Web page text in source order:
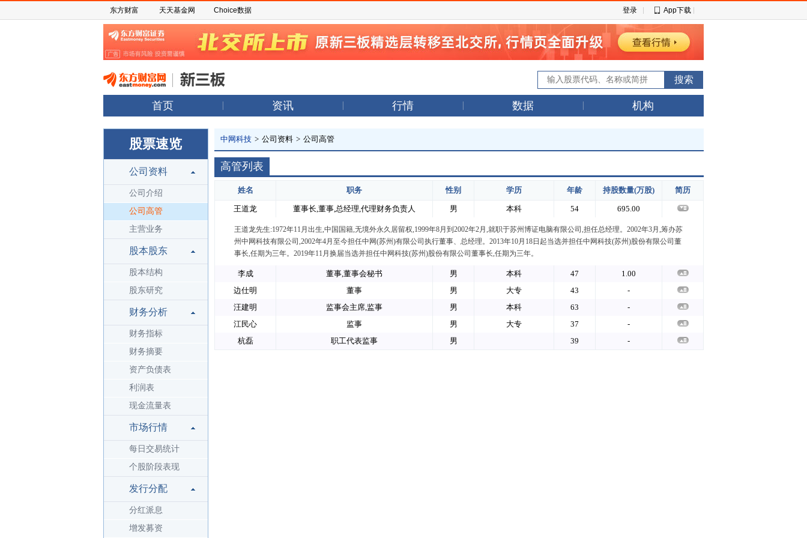
东方财富 天天基金网 Choice数据 登录 App下载
首页 资讯 行情 数据 机构
股票速览
公司资料
公司介绍
公司高管
主营业务
股本股东
股本结构
股东研究
财务分析
财务指标
财务摘要
资产负债表
利润表
现金流量表
市场行情
每日交易统计
个股阶段表现
发行分配
分红派息
增发募资
中网科技 > 公司资料 > 公司高管
高管列表
姓名 职务 性别 学历 年龄 持股数量(万股) 简历
王道龙 董事长,董事,总经理,代理财务负责人 男 本科 54 695.00
王道龙先生:1972年11月出生,中国国籍,无境外永久居留权,1999年8月到2002年2月,就职于苏州博证电脑有限公司,担任总经理。2002年3月,筹办苏
州中网科技有限公司,2002年4月至今担任中网(苏州)有限公司执行董事、总经理。2013年10月18日起当选并担任中网科技(苏州)股份有限公司董
事长,任期为三年。2019年11月换届当选并担任中网科技(苏州)股份有限公司董事长,任期为三年。
李成 董事,董事会秘书 男 本科 47
1.00
边仕明
董事 男 大专 43
-
汪建明
监事会主席,监事 男 本科 63
-
江民心
监事 男 大专 37
-
杭磊
职工代表监事 男 39 -